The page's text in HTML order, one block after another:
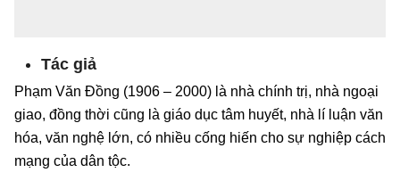
Tác giả
Phạm Văn Đồng (1906 – 2000) là nhà chính trị, nhà ngoại
giao, đồng thời cũng là giáo dục tâm huyết, nhà lí luận văn
hóa, văn nghệ lớn, có nhiều cống hiến cho sự nghiệp cách
mạng của dân tộc.